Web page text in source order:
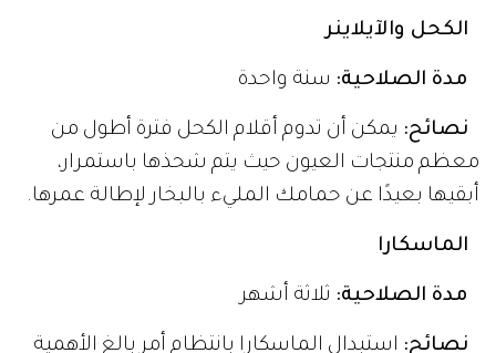
الكحل والآيلاينر
مدة الصلاحية: سنة واحدة
نصائح: يمكن أن تدوم أقلام الكحل فترة أطول من
معظم منتجات العيون حيث يتم شحذها باستمرار،
أبقيها بعيدًا عن حمامك المليء بالبخار لإطالة عمرها.
الماسكارا
مدة الصلاحية: ثلاثة أشهر
نصائح: استبدال الماسكارا بانتظام أمر بالغ الأهمية